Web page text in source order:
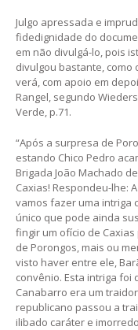
Julgo apressada e
fidedignidade do
em não divulgá-lo, pois
divulgou bastante, como
verá, com apoio em
Rangel, segundo
Verde, p.71.
“Após a surpresa de
estando Chico Pedro
Brigada João Machado
Caxias! Respondeu-lhe:
vamos fazer uma intriga
único que pode ainda
fingir um ofício de
de Porongos, mais ou
visto haver entre ele,
convênio. Esta intriga
Canabarro era um
republicano passou a
ilibado caráter e